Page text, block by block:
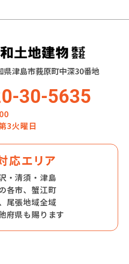
津島市莪原町中深30番地
30-5635
3火曜日
・清須・津島
各市、蟹江町
尾張地域全域
府県も賜ります